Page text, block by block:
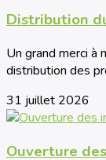
Distribution
Un grand merci à
distribution des
31 juillet 2026
Ouverture